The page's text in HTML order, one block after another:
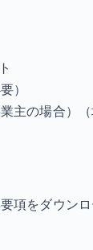
）
主の場合）
項をダウン